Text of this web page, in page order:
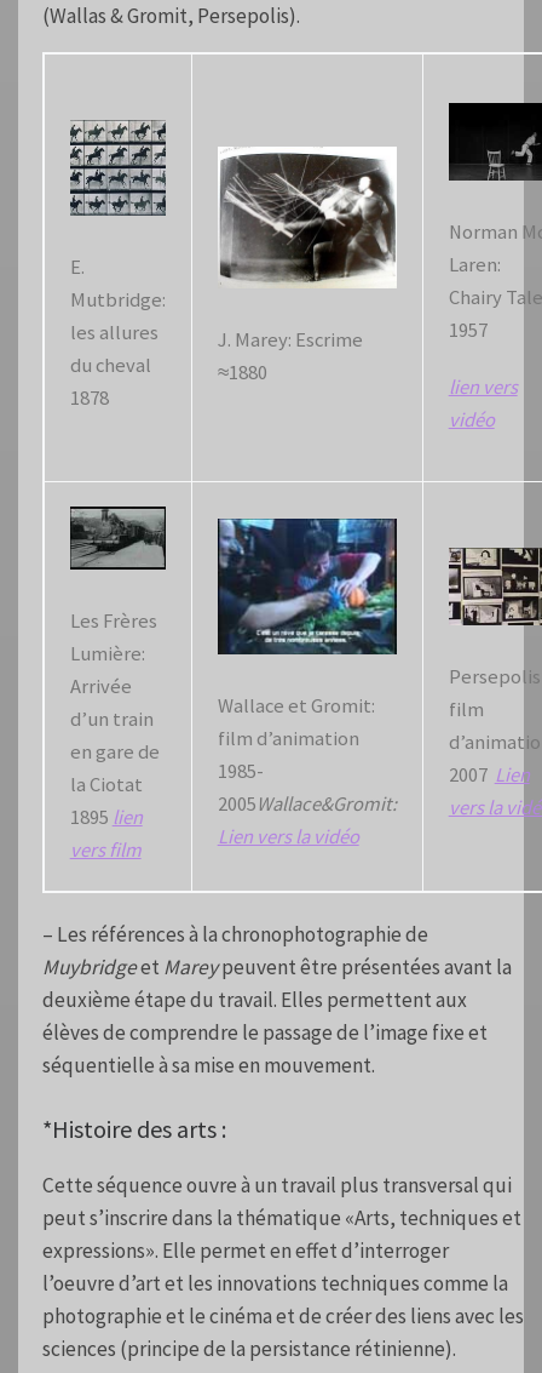
(Wallas & Gromit, Persepolis).
E.
Mutbridge:
les allures
du cheval
1878
J. Marey: Escrime
≈1880
Norman
Laren:
Chairy Tale
1957
lien vers
vidéo
Les Frères
Lumière:
Arrivée
d’un train
en gare de
la Ciotat
1895 lien
vers film
Wallace et Gromit:
film d’animation
1985-
2005Wallace&Gromit:
Lien vers la vidéo
film
2007 Lien
vers la
– Les références à la chronophotographie de
Muybridgeet Mareypeuvent être présentées avant la
deuxième étape du travail. Elles permettent aux
élèves de comprendre le passage de l’image fixe et
séquentielle à sa mise en mouvement.
*Histoire des arts :
Cette séquence ouvre à un travail plus transversal qui
peut s’inscrire dans la thématique «Arts, techniques et
expressions». Elle permet en effet d’interroger
l’oeuvre d’art et les innovations techniques comme la
photographie et le cinéma et de créer des liens avec les
sciences (principe de la persistance rétinienne).